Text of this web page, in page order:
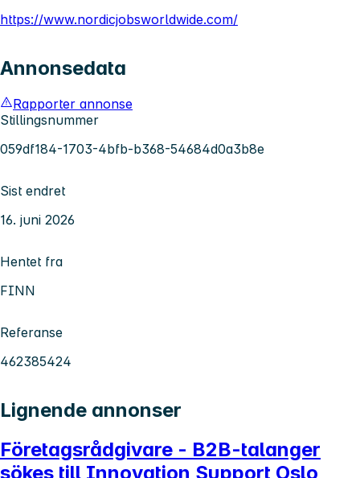
https://www.nordicjobsworldwide.com/
Annonsedata
Rapporter annonse
Stillingsnummer
059df184-1703-4bfb-b368-54684d0a3b8e
Sist endret
16. juni 2026
Hentet fra
FINN
Referanse
462385424
Lignende annonser
Företagsrådgivare - B2B-talanger
sökes till Innovation Support Oslo